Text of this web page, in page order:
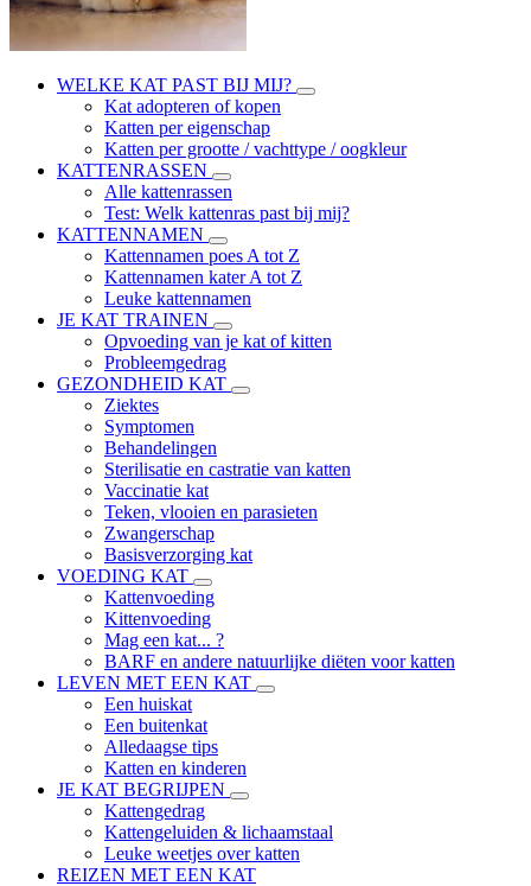
WELKE KAT PAST BIJ MIJ?
Kat adopteren of kopen
Katten per eigenschap
Katten per grootte / vachttype / oogkleur
KATTENRASSEN
Alle kattenrassen
Test: Welk kattenras past bij mij?
KATTENNAMEN
Kattennamen poes A tot Z
Kattennamen kater A tot Z
Leuke kattennamen
JE KAT TRAINEN
Opvoeding van je kat of kitten
Probleemgedrag
GEZONDHEID KAT
Ziektes
Symptomen
Behandelingen
Sterilisatie en castratie van katten
Vaccinatie kat
Teken, vlooien en parasieten
Zwangerschap
Basisverzorging kat
VOEDING KAT
Kattenvoeding
Kittenvoeding
Mag een kat... ?
BARF en andere natuurlijke diëten voor katten
LEVEN MET EEN KAT
Een huiskat
Een buitenkat
Alledaagse tips
Katten en kinderen
JE KAT BEGRIJPEN
Kattengedrag
Kattengeluiden & lichaamstaal
Leuke weetjes over katten
REIZEN MET EEN KAT